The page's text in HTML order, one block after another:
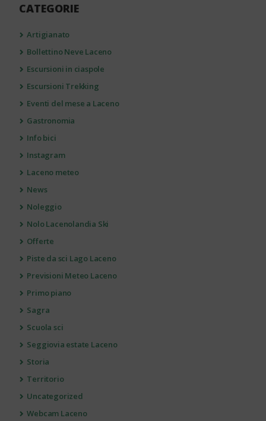
CATEGORIE
Artigianato
Bollettino Neve Laceno
Escursioni in ciaspole
Escursioni Trekking
Eventi del mese a Laceno
Gastronomia
Info bici
Instagram
Laceno meteo
News
Noleggio
Nolo Lacenolandia Ski
Offerte
Piste da sci Lago Laceno
Previsioni Meteo Laceno
Primo piano
Sagra
Scuola sci
Seggiovia estate Laceno
Storia
Territorio
Uncategorized
Webcam Laceno